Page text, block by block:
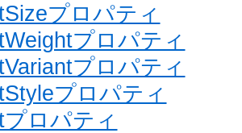
プロパティ
プロパティ
プロパティ
プロパティ
ロパティ